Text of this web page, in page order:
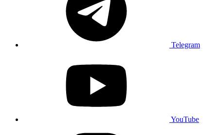
Telegram
YouTube